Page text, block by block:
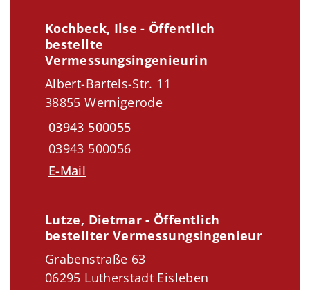
Kochbeck, Ilse - Öffentlich
bestellte
Vermessungsingenieurin
Albert-Bartels-Str. 11
38855 Wernigerode
03943 500055
03943 500056
E-Mail
Lutze, Dietmar - Öffentlich
bestellter Vermessungsingenieur
Grabenstraße 63
06295 Lutherstadt Eisleben